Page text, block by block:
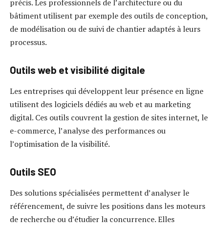
précis. Les professionnels de l’architecture ou du
bâtiment utilisent par exemple des outils de conception,
de modélisation ou de suivi de chantier adaptés à leurs
processus.
Outils web et visibilité digitale
Les entreprises qui développent leur présence en ligne
utilisent des logiciels dédiés au web et au marketing
digital. Ces outils couvrent la gestion de sites internet, le
e-commerce, l’analyse des performances ou
l’optimisation de la visibilité.
Outils SEO
Des solutions spécialisées permettent d’analyser le
référencement, de suivre les positions dans les moteurs
de recherche ou d’étudier la concurrence. Elles